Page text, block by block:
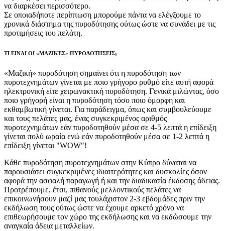
να διαρκέσει περισσότερο.
Σε οποιαδήποτε περίπτωση μπορούμε πάντα να ελέγξουμε το
χρονικά διάστημα της πυροδότησης ούτως ώστε να συνάδει με τις
προτιμήσεις του πελάτη.
ΤΙ ΕΙΝΑΙ ΟΙ «ΜΑΖΙΚΕΣ» ΠΥΡΟΔΟΤΗΣΕΙΣ;
«Μαζική» πυροδότηση σημαίνει ότι η πυροδότηση των
πυροτεχνημάτων γίνεται με ποιο γρήγορο ρυθμό είτε αυτή αφορά
ηλεκτρονική είτε χειρωνακτική πυροδότηση. Γενικά μιλώντας, όσο
ποιο γρήγορή είναι η πυροδότηση τόσο ποιο όμορφη και
εκθαμβωτική γίνεται. Για παράδειγμα, όπως και συμβουλεύουμε
και τους πελάτες μας, ένας συγκεκριμένος αριθμός
πυροτεχνημάτων εάν πυροδοτηθούν μέσα σε 4-5 λεπτά η επίδειξη
γίνεται πολύ ωραία ενώ εάν πυροδοτηθούν μέσα σε 1-2 λεπτά η
επίδειξη γίνεται "WOW"!
Κάθε πυροδότηση πυροτεχνημάτων στην Κύπρο δύναται να
παρουσιάσει συγκεκριμένες ιδιαιτερότητες και δυσκολίες όσον
αφορά την ασφαλή παραγωγή ή και την διαδικασία έκδοσης άδειας.
Προτρέπουμε, έτσι, πιθανούς μελλοντικούς πελάτες να
επικοινωνήσουν μαζί μας τουλάχιστον 2-3 εβδομάδες πριν την
εκδήλωση τους ούτως ώστε να έχουμε αρκετό χρόνο να
επιθεωρήσουμε τον χώρο της εκδήλωσης και να εκδώσουμε την
αναγκαία άδεια μεταλλείων.